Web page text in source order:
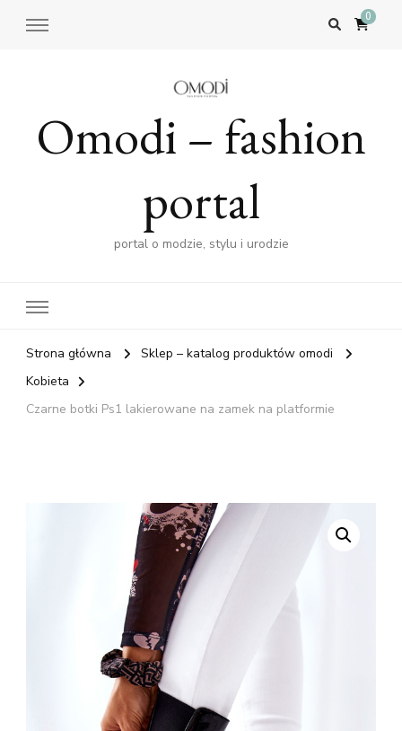
0
Omodi – fashion
portal
portal o modzie, stylu i urodzie
Strona główna
Sklep – katalog produktów omodi
Kobieta
Czarne botki Ps1 lakierowane na zamek na platformie